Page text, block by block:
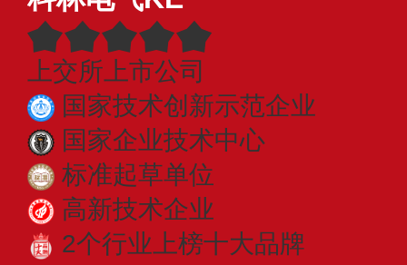
上交所上市公司
国家技术创新示范企业
国家企业技术中心
标准起草单位
高新技术企业
2个行业上榜十大品牌